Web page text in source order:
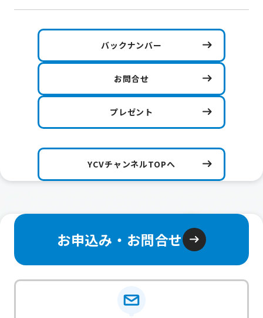
バックナンバー
お問合せ
プレゼント
YCVチャンネルTOPへ
お申込み・お問合せ